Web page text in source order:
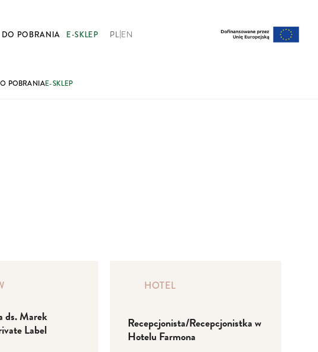
DO POBRANIA E-SKLEP PL|EN
POBRANIAE-SKLEP
ds. Marek
Label
HOTEL
Recepcjonista/Recepcjonistka w
Hotelu Farmona